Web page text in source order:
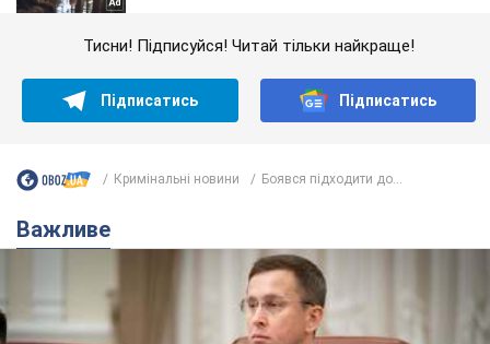
Тисни! Підписуйся! Читай тільки найкраще!
Підписатись Підписатись
Кримінальні новини Боявся підходити до...
Важливе